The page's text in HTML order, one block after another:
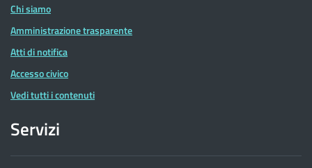
Chi siamo
Amministrazione trasparente
Atti di notifica
Accesso civico
Vedi tutti i contenuti
Servizi